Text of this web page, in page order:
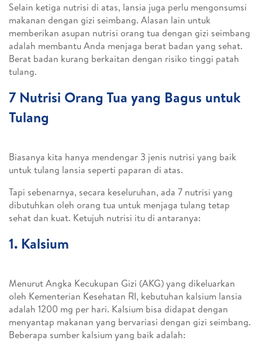
Selain ketiga nutrisi di atas, lansia juga perlu mengonsumsi
makanan dengan gizi seimbang. Alasan lain untuk
memberikan asupan nutrisi orang tua dengan gizi seimbang
adalah membantu Anda menjaga berat badan yang sehat.
Berat badan kurang berkaitan dengan risiko tinggi patah
tulang.
7 Nutrisi Orang Tua yang Bagus untuk
Tulang
Biasanya kita hanya mendengar 3 jenis nutrisi yang baik
untuk tulang lansia seperti paparan di atas.
Tapi sebenarnya, secara keseluruhan, ada 7 nutrisi yang
dibutuhkan oleh orang tua untuk menjaga tulang tetap
sehat dan kuat. Ketujuh nutrisi itu di antaranya:
1. Kalsium
Menurut Angka Kecukupan Gizi (AKG) yang dikeluarkan
oleh Kementerian Kesehatan RI, kebutuhan kalsium lansia
adalah 1200 mg per hari. Kalsium bisa didapat dengan
menyantap makanan yang bervariasi dengan gizi seimbang.
Beberapa sumber kalsium yang baik adalah: